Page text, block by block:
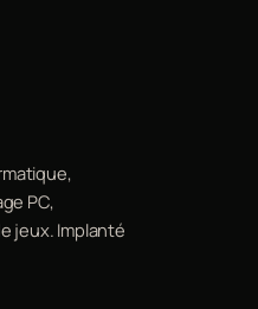
PC,
jeux. Implanté